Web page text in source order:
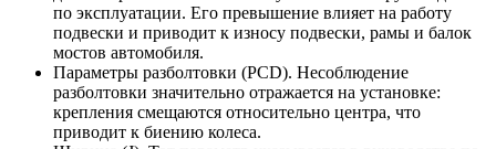
по эксплуатации. Его превышение влияет на работу
подвески и приводит к износу подвески, рамы и балок
мостов автомобиля.
Параметры разболтовки (PCD). Несоблюдение
разболтовки значительно отражается на установке:
крепления смещаются относительно центра, что
приводит к биению колеса.